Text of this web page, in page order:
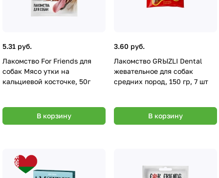
5.31 руб.
Лакомство For Friends для
собак Мясо утки на
кальциевой косточке, 50г
В корзину
3.60 руб.
Лакомство GRЫZLI Dental
жевательное для собак
средних пород, 150 гр, 7 шт
В корзину